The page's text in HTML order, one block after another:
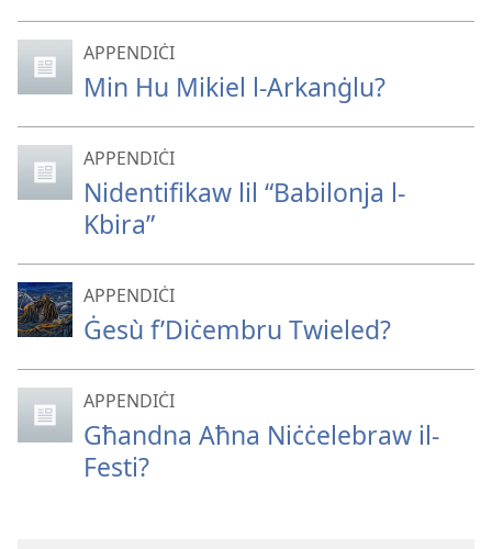
APPENDIĊI
Min Hu Mikiel l-Arkanġlu?
APPENDIĊI
Nidentifikaw lil “Babilonja l-
Kbira”
APPENDIĊI
Ġesù f’Diċembru Twieled?
APPENDIĊI
Għandna Aħna Niċċelebraw il-
Festi?